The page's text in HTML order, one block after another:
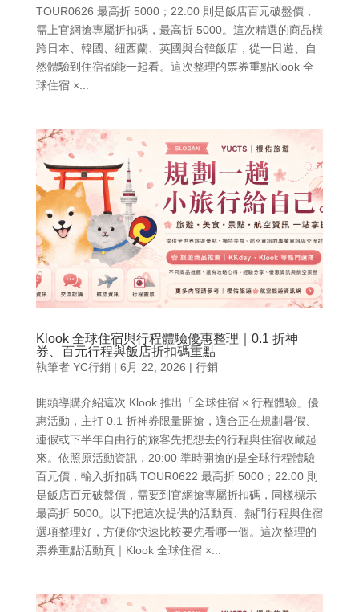
TOUR0626 最高折 5000；22:00 則是飯店百元破盤價，
需上官網搶專屬折扣碼，最高折 5000。這次精選的商品橫
跨日本、韓國、紐西蘭、英國與台韓飯店，從一日遊、自
然體驗到住宿都能一起看。這次整理的票券重點Klook 全
球住宿 ×...
Klook 全球住宿與行程體驗優惠整理｜0.1 折神
券、百元行程與飯店折扣碼重點
執筆者 YC行銷| 6月 22, 2026 | 行銷
開頭導購介紹這次 Klook 推出「全球住宿 × 行程體驗」優
惠活動，主打 0.1 折神券限量開搶，適合正在規劃暑假、
連假或下半年自由行的旅客先把想去的行程與住宿收藏起
來。依照原活動資訊，20:00 準時開搶的是全球行程體驗
百元價，輸入折扣碼 TOUR0622 最高折 5000；22:00 則
是飯店百元破盤價，需要到官網搶專屬折扣碼，同樣標示
最高折 5000。以下把這次提供的活動頁、熱門行程與住宿
選項整理好，方便你快速比較要先看哪一個。這次整理的
票券重點活動頁｜Klook 全球住宿 ×...